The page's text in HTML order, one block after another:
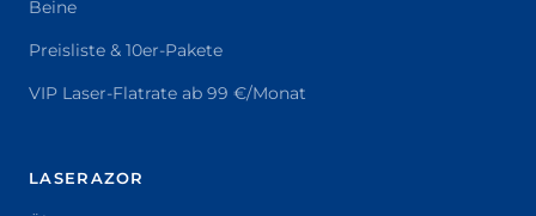
Beine
Preisliste & 10er-Pakete
VIP Laser-Flatrate ab 99 €/Monat
LASERAZOR